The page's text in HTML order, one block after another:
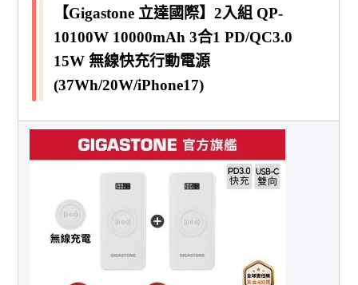
【Gigastone 立達國際】2入組 QP-
10100W 10000mAh 3合1 PD/QC3.0
15W 無線快充行動電源
(37Wh/20W/iPhone17)